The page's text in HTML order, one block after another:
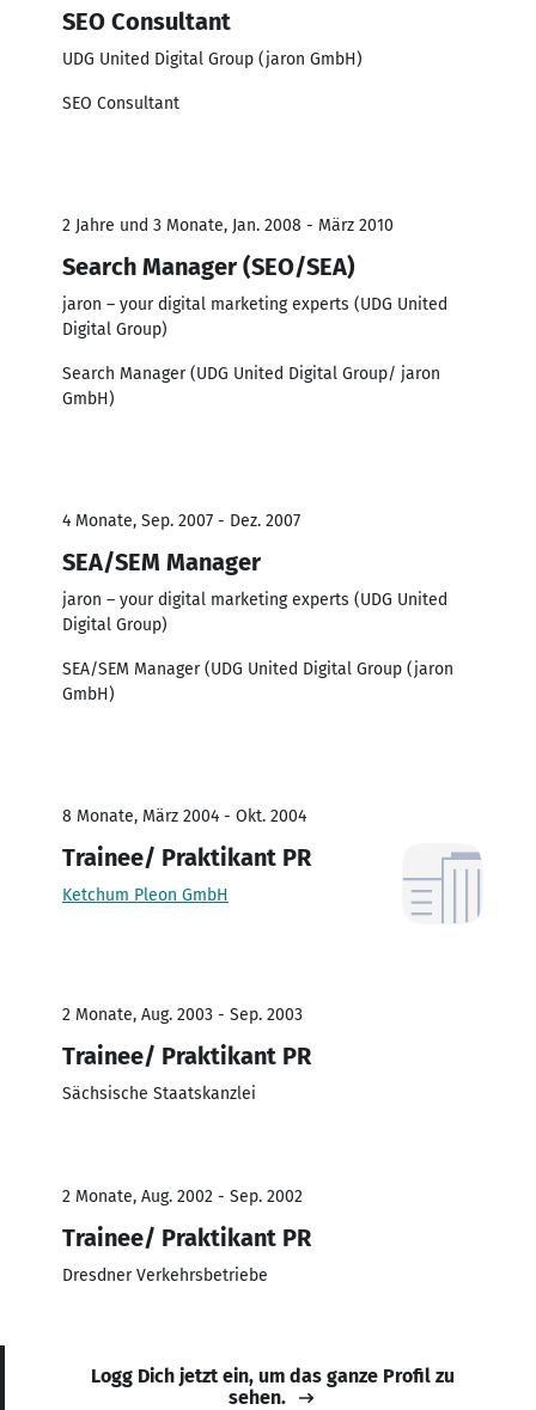
SEO Consultant
UDG United Digital Group (jaron GmbH)
SEO Consultant
2 Jahre und 3 Monate, Jan. 2008 - März 2010
Search Manager (SEO/SEA)
jaron – your digital marketing experts (UDG United
Digital Group)
Search Manager (UDG United Digital Group/ jaron
GmbH)
4 Monate, Sep. 2007 - Dez. 2007
SEA/SEM Manager
jaron – your digital marketing experts (UDG United
Digital Group)
SEA/SEM Manager (UDG United Digital Group (jaron
GmbH)
8 Monate, März 2004 - Okt. 2004
Trainee/ Praktikant PR
Ketchum Pleon GmbH
2 Monate, Aug. 2003 - Sep. 2003
Trainee/ Praktikant PR
Sächsische Staatskanzlei
2 Monate, Aug. 2002 - Sep. 2002
Trainee/ Praktikant PR
Dresdner Verkehrsbetriebe
Logg Dich jetzt ein, um das ganze Profil zu
sehen.